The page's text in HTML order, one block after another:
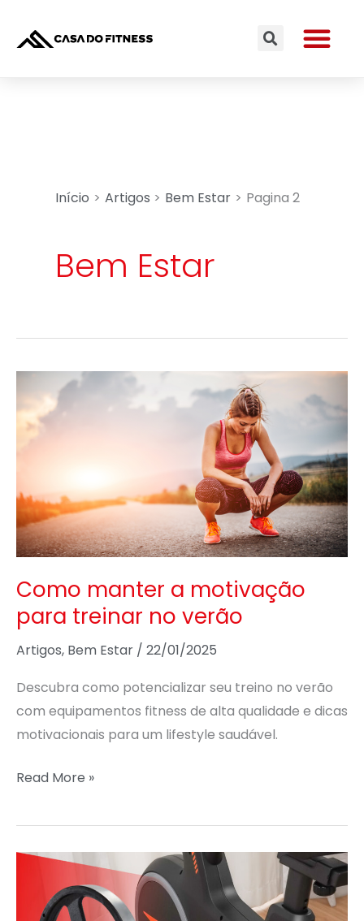
para
Search
Início Artigos Bem Estar Pagina 2
Bem Estar
Como manter a motivação
para treinar no verão
Artigos, Bem Estar / 22/01/2025
Descubra como potencializar seu treino no verão
com equipamentos fitness de alta qualidade e dicas
motivacionais para um lifestyle saudável.
manter
treinar
no
verão
Read More »
RODA
INÉRCIA: